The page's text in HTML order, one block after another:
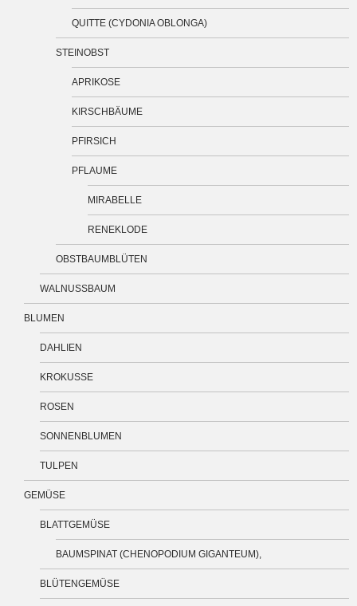
QUITTE (CYDONIA OBLONGA)
STEINOBST
APRIKOSE
KIRSCHBÄUME
PFIRSICH
PFLAUME
MIRABELLE
RENEKLODE
OBSTBAUMBLÜTEN
WALNUSSBAUM
BLUMEN
DAHLIEN
KROKUSSE
ROSEN
SONNENBLUMEN
TULPEN
GEMÜSE
BLATTGEMÜSE
BAUMSPINAT (CHENOPODIUM GIGANTEUM),
BLÜTENGEMÜSE